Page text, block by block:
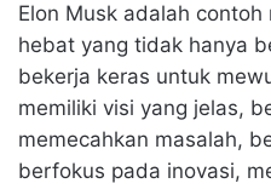
Elon Musk adalah contoh
hebat yang tidak hanya
bekerja keras untuk
memiliki visi yang jelas,
memecahkan masalah,
berfokus pada inovasi,